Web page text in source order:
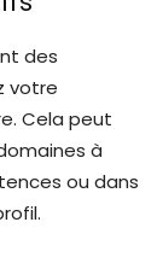
des
votre
Cela peut
à
ou dans